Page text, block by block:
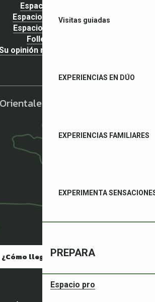
Visitas guiadas
EXPERIENCIAS EN DÚO
EXPERIENCIAS FAMILIARES
EXPERIMENTA
PREPARA
Espacio pro
Espacio pro
Espacio Grupos
Espacio prensa
Folletos
opinión nos importa!
¿Cómo llegar?